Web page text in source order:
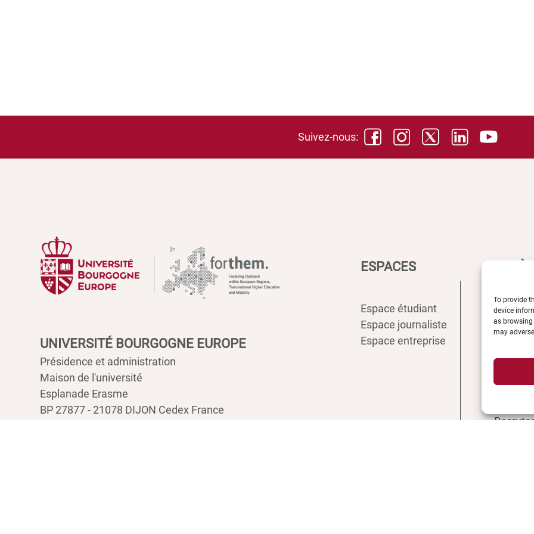
To provide
device
as
may
Suivez-nous:
UNIVERSITÉ BOURGOGNE EUROPE
Présidence et administration
Maison de l'université
Esplanade Erasme
BP 27877 - 21078 DIJON Cedex France
ESPACES
Espace étudiant
Espace journaliste
Espace entreprise
Intranet
ENT
Plan